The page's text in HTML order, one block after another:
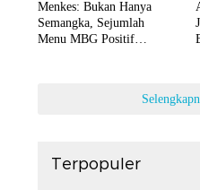
Menkes: Bukan Hanya
Semangka, Sejumlah
Menu MBG Positif
Terpopuler